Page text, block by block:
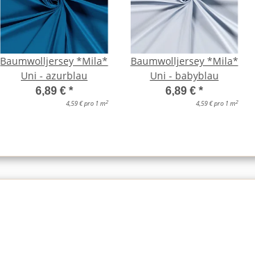
Baumwolljersey *Mila*
Uni - azurblau
6,89 € *
4,59 € pro 1 m2
Baumwolljersey *Mila*
Uni - babyblau
6,89 €*
4,59 € pro 1 m2